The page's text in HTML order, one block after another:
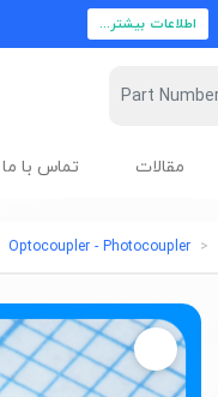
اطلاعات بیشتر...
مقالات تماس با ما
Optocoupler - Photocoupler